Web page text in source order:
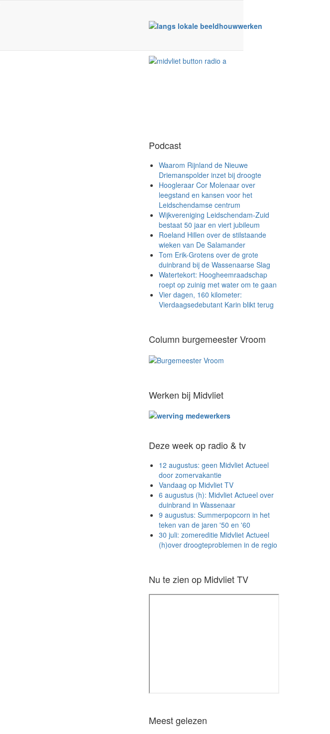
Podcast
Waarom Rijnland de Nieuwe
Driemanspolder inzet bij droogte
Hoogleraar Cor Molenaar over
leegstand en kansen voor het
Leidschendamse centrum
Wijkvereniging Leidschendam-Zuid
bestaat 50 jaar en viert jubileum
Roeland Hillen over de stilstaande
wieken van De Salamander
Tom Erik-Grotens over de grote
duinbrand bij de Wassenaarse Slag
Watertekort: Hoogheemraadschap
roept op zuinig met water om te gaan
Vier dagen, 160 kilometer:
Vierdaagsedebutant Karin blikt terug
Column burgemeester Vroom
Werken bij Midvliet
Deze week op radio & tv
12 augustus: geen Midvliet Actueel
door zomervakantie
Vandaag op Midvliet TV
6 augustus (h): Midvliet Actueel over
duinbrand in Wassenaar
9 augustus: Summerpopcorn in het
teken van de jaren '50 en '60
30 juli: zomereditie Midvliet Actueel
(h)over droogteproblemen in de regio
Nu te zien op Midvliet TV
Meest gelezen